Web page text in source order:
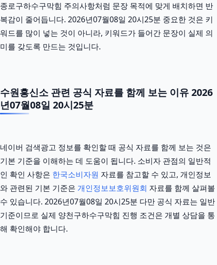
종로구하수구막힘 주의사항처럼 문장 목적에 맞게 배치하면 반
복감이 줄어듭니다. 2026년07월08일 20시25분 중요한 것은 키
워드를 많이 넣는 것이 아니라, 키워드가 들어간 문장이 실제 의
미를 갖도록 만드는 것입니다.
수원흥신소 관련 공식 자료를 함께 보는 이유 2026
년07월08일 20시25분
네이버 검색광고 정보를 확인할 때 공식 자료를 함께 보는 것은
기본 기준을 이해하는 데 도움이 됩니다. 소비자 관점의 일반적
인 확인 사항은 한국소비자원 자료를 참고할 수 있고, 개인정보
와 관련된 기본 기준은 개인정보보호위원회 자료를 함께 살펴볼
수 있습니다. 2026년07월08일 20시25분 다만 공식 자료는 일반
기준이므로 실제 양천구하수구막힘 진행 조건은 개별 상담을 통
해 확인해야 합니다.